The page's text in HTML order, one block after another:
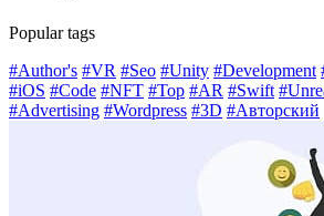
Popular tags
#Author's #VR #Seo #Unity #Development
#iOS #Code #NFT #Top #AR #Swift
#Advertising #Wordpress #3D #Авторский